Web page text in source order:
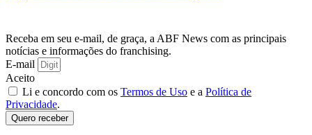
Receba em seu e-mail, de graça, a ABF News com as principais
notícias e informações do franchising.
E-mail
Aceito
Li e concordo com os Termos de Uso e a Política de
Privacidade.
Quero receber